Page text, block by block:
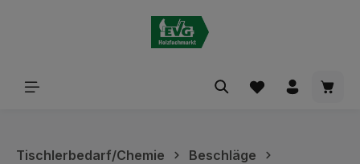
Tischlerbedarf/Chemie
Beschläge